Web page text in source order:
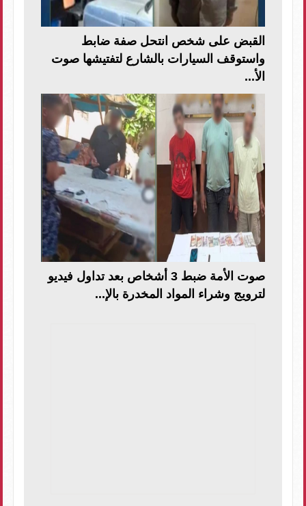
القبض على شخص انتحل صفة ضابط
واستوقف السيارات بالشارع لتفتيشها صوت
الأ...
صوت الأمة ضبط 3 أشخاص بعد تداول فيديو
لترويج وشراء المواد المخدرة بالإ...